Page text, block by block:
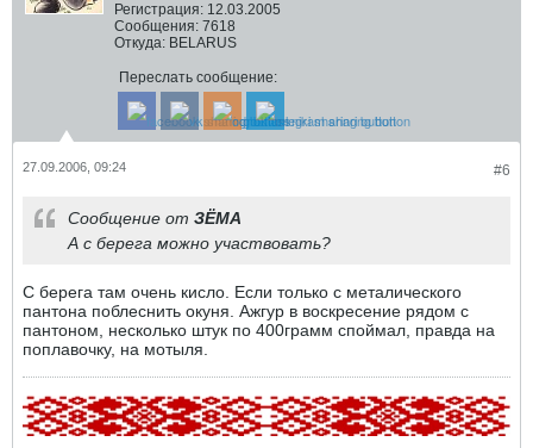
Регистрация: 12.03.2005
Сообщения: 7618
Откуда: BELARUS
Переслать сообщение:
#6
27.09.2006, 09:24
Сообщение от ЗЁМА
А с берега можно участвовать?
С берега там очень кисло. Если только с металического
пантона поблеснить окуня. Ажгур в воскресение рядом с
пантоном, несколько штук по 400грамм споймал, правда на
поплавочку, на мотыля.